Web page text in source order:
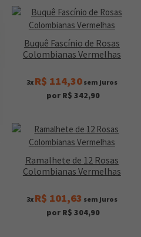
Buquê Fascínio de Rosas
Colombianas Vermelhas
3x R$ 114,30sem juros
por R$ 342,90
Ramalhete de 12 Rosas
Colombianas Vermelhas
3x R$ 101,63 sem juros
por R$ 304,90